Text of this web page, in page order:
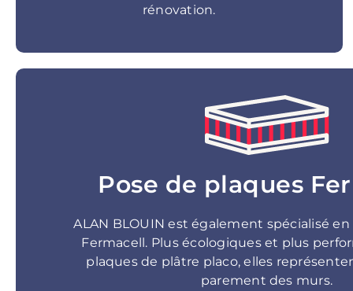
rénovation.
Pose de plaques
ALAN BLOUIN est également spécialisé
Fermacell. Plus écologiques et plus
plaques de plâtre placo, elles
parement des murs.